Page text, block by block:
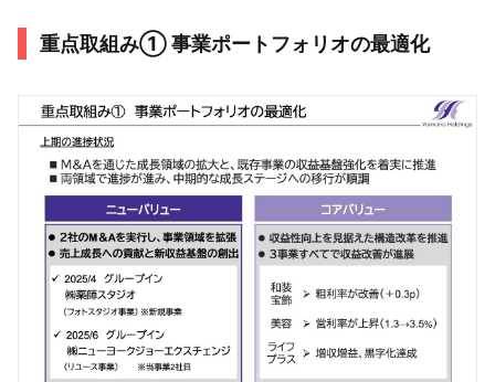
重点取組み① 事業ポートフォリオの最適化